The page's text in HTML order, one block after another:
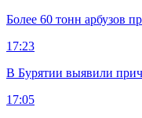
Более 60 тонн арбузов
17:23
В Бурятии выявили
17:05